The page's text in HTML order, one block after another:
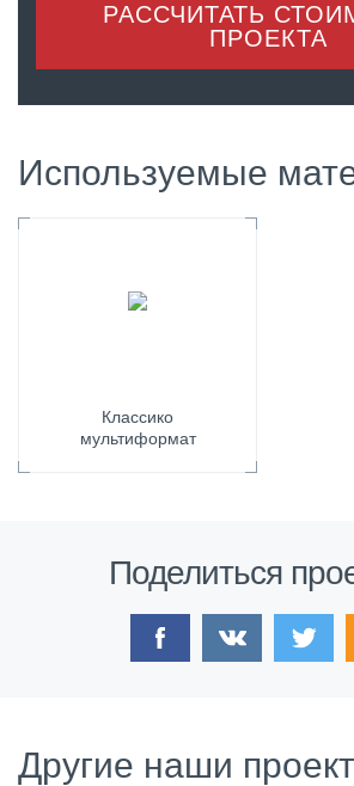
РАССЧИТАТЬ
ПРОЕКТА
Используемые
Классико
мультиформат
Поделиться
Другие наши